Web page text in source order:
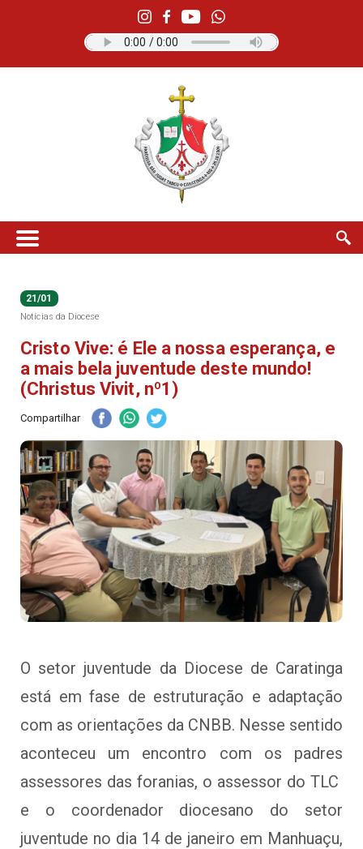
21/01
Notícias da Diocese
Cristo Vive: é Ele a nossa esperança, e
a mais bela juventude deste mundo!
(Christus Vivit, nº1)
Compartilhar
O setor juventude da Diocese de Caratinga
está em fase de estruturação e adaptação
com as orientações da CNBB. Nesse sentido
aconteceu um encontro com os padres
assessores das foranias, o assessor do TLC
e o coordenador diocesano do setor
juventude no dia 14 de janeiro em Manhuaçu,